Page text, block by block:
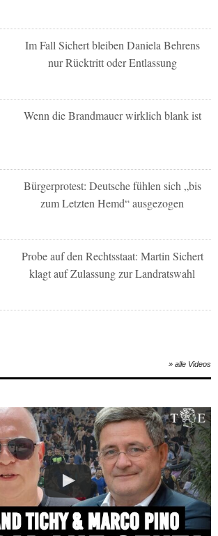
Im Fall Sichert bleiben Daniela Behrens
nur Rücktritt oder Entlassung
Wenn die Brandmauer wirklich blank ist
Bürgerprotest: Deutsche fühlen sich „bis
zum Letzten Hemd“ ausgezogen
Probe auf den Rechtsstaat: Martin Sichert
klagt auf Zulassung zur Landratswahl
» alle Videos